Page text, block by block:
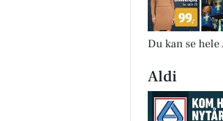
Du kan se hele
Aldi